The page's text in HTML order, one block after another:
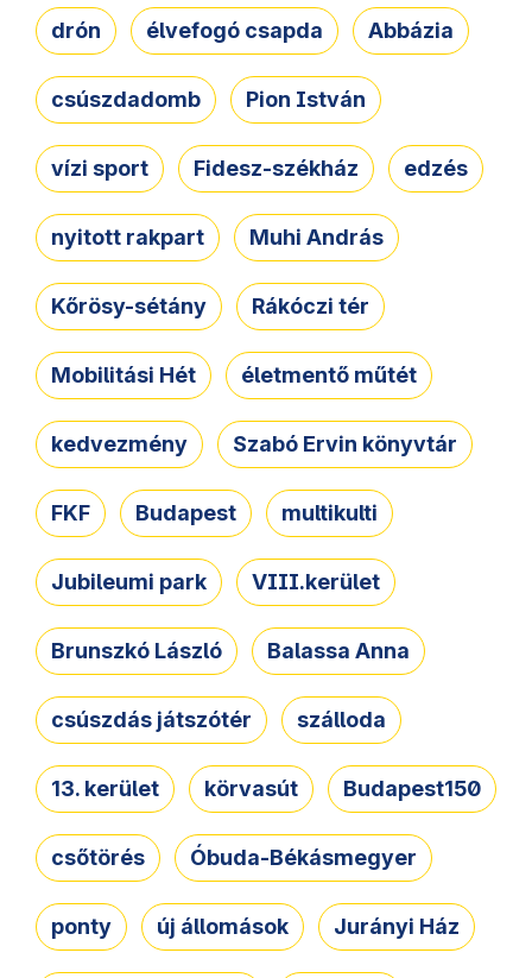
drón élvefogó csapda Abbázia
csúszdadomb Pion István
vízi sport Fidesz-székház edzés
nyitott rakpart Muhi András
Kőrösy-sétány Rákóczi tér
Mobilitási Hét életmentő műtét
kedvezmény Szabó Ervin könyvtár
FKF Budapest multikulti
Jubileumi park VIII.kerület
Brunszkó László Balassa Anna
csúszdás játszótér szálloda
13. kerület körvasút Budapest150
csőtörés Óbuda-Békásmegyer
ponty új állomások Jurányi Ház